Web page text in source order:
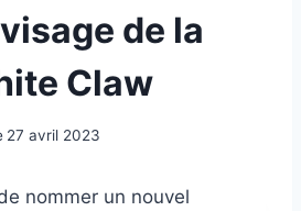
de la
Claw
27 avril 2023
nommer un nouvel